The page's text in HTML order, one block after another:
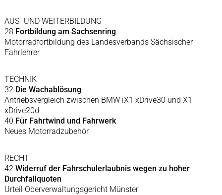
AUS- UND WEITERBILDUNG
28 Fortbildung am Sachsenring
Motorradfortbildung des Landesverbands Sächsischer
Fahrlehrer
TECHNIK
32 Die Wachablösung
Antriebsvergleich zwischen BMW iX1 xDrive30 und X1
xDrive20d
40 Für Fahrtwind und Fahrwerk
Neues Motorradzubehör
RECHT
42 Widerruf der Fahrschulerlaubnis wegen zu hoher
Durchfallquoten
Urteil Oberverwaltungsgericht Münster